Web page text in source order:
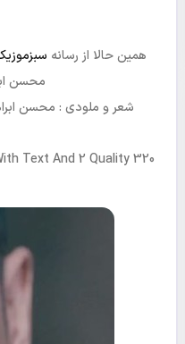
همین حالا از رسانه
محسن
شعر و ملودی : محسن
Text And 2 Quality 320